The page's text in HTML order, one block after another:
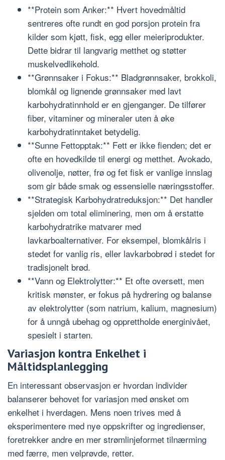
**Protein som Anker:** Hvert hovedmåltid
sentreres ofte rundt en god porsjon protein fra
kilder som kjøtt, fisk, egg eller meieriprodukter.
Dette bidrar til langvarig metthet og støtter
muskelvedlikehold.
**Grønnsaker i Fokus:** Bladgrønnsaker, brokkoli,
blomkål og lignende grønnsaker med lavt
karbohydratinnhold er en gjenganger. De tilfører
fiber, vitaminer og mineraler uten å øke
karbohydratinntaket betydelig.
**Sunne Fettopptak:** Fett er ikke fienden; det er
ofte en hovedkilde til energi og metthet. Avokado,
olivenolje, nøtter, frø og fet fisk er vanlige innslag
som gir både smak og essensielle næringsstoffer.
**Strategisk Karbohydratreduksjon:** Det handler
sjelden om total eliminering, men om å erstatte
karbohydratrike matvarer med
lavkarboalternativer. For eksempel, blomkålris i
stedet for vanlig ris, eller lavkarbobrød i stedet for
tradisjonelt brød.
**Vann og Elektrolytter:** Et ofte oversett, men
kritisk mønster, er fokus på hydrering og balanse
av elektrolytter (som natrium, kalium, magnesium)
for å unngå ubehag og opprettholde energinivået,
spesielt i starten.
Variasjon kontra Enkelhet i
Måltidsplanlegging
En interessant observasjon er hvordan individer
balanserer behovet for variasjon med ønsket om
enkelhet i hverdagen. Mens noen trives med å
eksperimentere med nye oppskrifter og ingredienser,
foretrekker andre en mer strømlinjeformet tilnærming
med færre, men velprøvde, retter.